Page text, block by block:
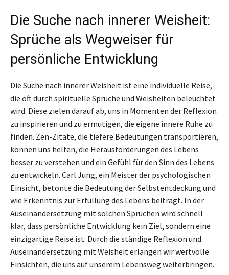
Die Suche nach innerer Weisheit:
Sprüche als Wegweiser für
persönliche Entwicklung
Die Suche nach innerer Weisheit ist eine individuelle Reise,
die oft durch spirituelle Sprüche und Weisheiten beleuchtet
wird. Diese zielen darauf ab, uns in Momenten der Reflexion
zu inspirieren und zu ermutigen, die eigene innere Ruhe zu
finden. Zen-Zitate, die tiefere Bedeutungen transportieren,
können uns helfen, die Herausforderungen des Lebens
besser zu verstehen und ein Gefühl für den Sinn des Lebens
zu entwickeln. Carl Jung, ein Meister der psychologischen
Einsicht, betonte die Bedeutung der Selbstentdeckung und
wie Erkenntnis zur Erfüllung des Lebens beiträgt. In der
Auseinandersetzung mit solchen Sprüchen wird schnell
klar, dass persönliche Entwicklung kein Ziel, sondern eine
einzigartige Reise ist. Durch die ständige Reflexion und
Auseinandersetzung mit Weisheit erlangen wir wertvolle
Einsichten, die uns auf unserem Lebensweg weiterbringen.